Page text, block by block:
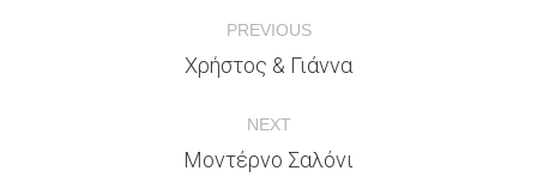
PREVIOUS
Χρήστος & Γιάννα
NEXT
Μοντέρνο Σαλόνι